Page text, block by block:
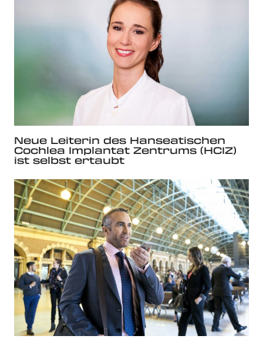
Neue Leiterin des Hanseatischen
Cochlea Implantat Zentrums (HCIZ)
ist selbst ertaubt